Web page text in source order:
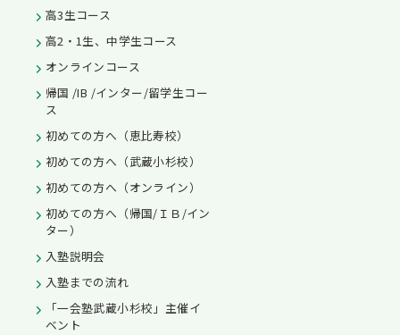
高3生コース
高2・1生、中学生コース
オンラインコース
帰国 /IB /インター/留学生コー
ス
初めての方へ（恵比寿校）
初めての方へ（武蔵小杉校）
初めての方へ（オンライン）
初めての方へ（帰国/ＩＢ/イン
ター）
入塾説明会
入塾までの流れ
「一会塾武蔵小杉校」主催イ
ベント